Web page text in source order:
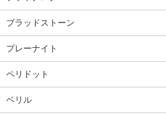
ブラッドストーン
プレーナイト
ペリドット
ベリル